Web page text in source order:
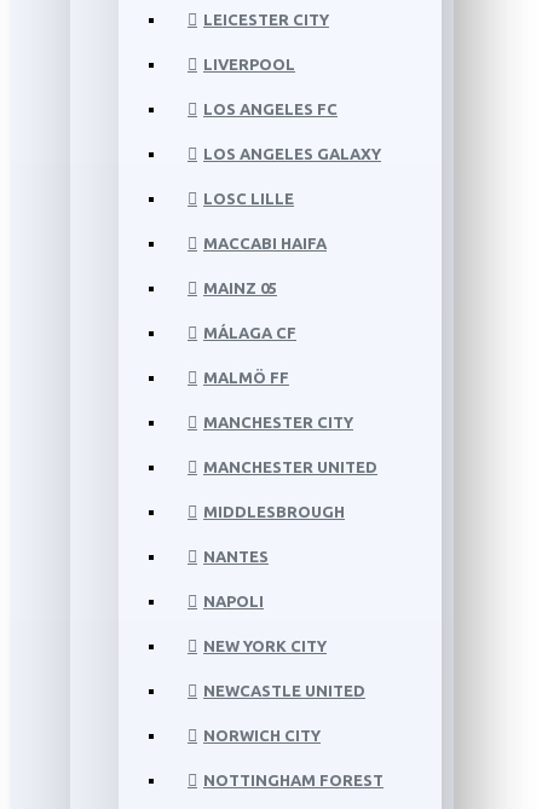
LEICESTER CITY
LIVERPOOL
LOS ANGELES FC
LOS ANGELES GALAXY
LOSC LILLE
MACCABI HAIFA
MAINZ 05
MÁLAGA CF
MALMÖ FF
MANCHESTER CITY
MANCHESTER UNITED
MIDDLESBROUGH
NANTES
NAPOLI
NEW YORK CITY
NEWCASTLE UNITED
NORWICH CITY
NOTTINGHAM FOREST